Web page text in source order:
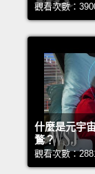
觀看次數：
什麼是元宇
鶩？
觀看次數：